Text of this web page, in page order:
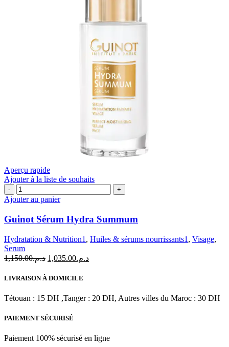
Aperçu rapide
Ajouter à la liste de souhaits
quantité
de
Sérum
Hydra
Ajouter au panier
Guinot Sérum Hydra Summum
Hydratation & Nutrition1 , Huiles & sérums nourrissants1 , Visage,
Serum
د.م.1,150.00
Le
initial
د.م.1,035.00
Le
LIVRAISON À DOMICILE
Tétouan : 15 DH ,Tanger : 20 DH, Autres villes du Maroc : 30 DH
PAIEMENT SÉCURISÉ
Paiement 100% sécurisé en ligne